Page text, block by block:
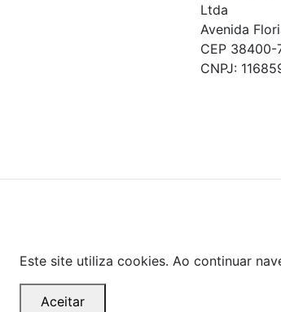
Ltda
Avenida
CEP
CNPJ:
Este site utiliza cookies. Ao continuar
Aceitar